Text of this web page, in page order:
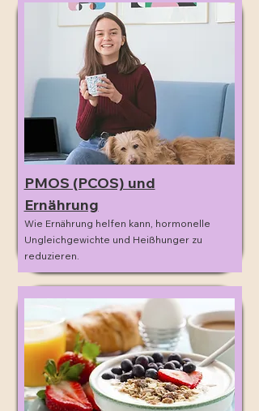
PMOS (PCOS) und
Ernährung
Wie Ernährung helfen kann, hormonelle
Ungleichgewichte und Heißhunger zu
reduzieren.